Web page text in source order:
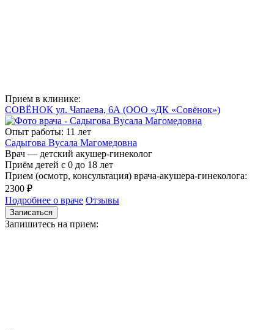
Прием в клинике:
СОВЁНОК ул. Чапаева, 6А (ООО «ДК «Совёнок»)
Опыт работы: 11 лет
Садыгова Вусала Магомедовна
Врач — детский акушер-гинеколог
Приём детей с 0 до 18 лет
Прием (осмотр, консультация) врача-акушера-гинеколога:
2300 ₽
Подробнее о враче Отзывы
Записаться
Запишитесь на прием: